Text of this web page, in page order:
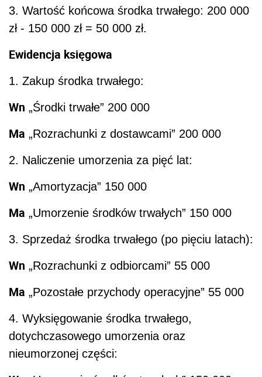
3. Wartość końcowa środka trwałego: 200 000
zł - 150 000 zł = 50 000 zł.
Ewidencja księgowa
1. Zakup środka trwałego:
Wn „Środki trwałe” 200 000
Ma „Rozrachunki z dostawcami” 200 000
2. Naliczenie umorzenia za pięć lat:
Wn „Amortyzacja” 150 000
Ma „Umorzenie środków trwałych” 150 000
3. Sprzedaż środka trwałego (po pięciu latach):
Wn „Rozrachunki z odbiorcami” 55 000
Ma „Pozostałe przychody operacyjne” 55 000
4. Wyksięgowanie środka trwałego,
dotychczasowego umorzenia oraz
nieumorzonej części: